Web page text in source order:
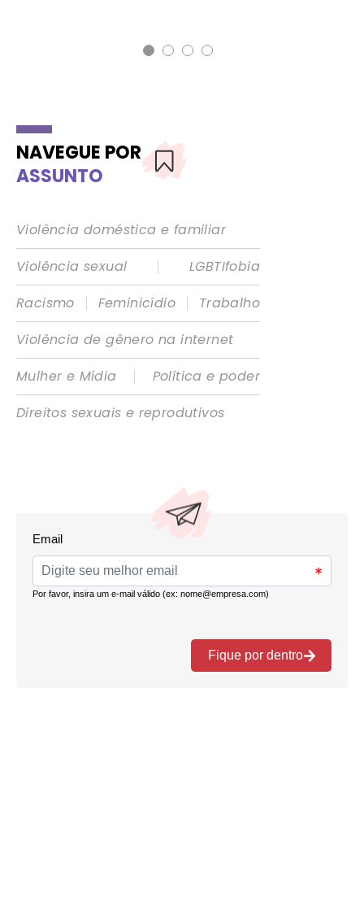
NAVEGUE POR
ASSUNTO
Violência doméstica e familiar
Violência sexual
|
LGBTIfobia
Racismo
| Feminicídio |
Trabalho
Violência de gênero na internet
Mulher e Mídia
|
Política e poder
Direitos sexuais e reprodutivos